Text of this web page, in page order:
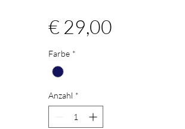
€ 29,00Preis
Farbe *
Anzahl *